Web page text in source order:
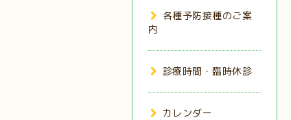
各種予防接種のご案
内
診療時間・臨時休診
カレンダー